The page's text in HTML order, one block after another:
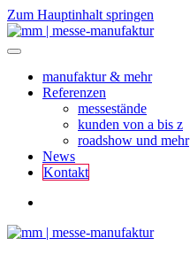
Zum Hauptinhalt springen
manufaktur & mehr
Referenzen
messestände
kunden von a bis z
roadshow und mehr
News
Kontakt